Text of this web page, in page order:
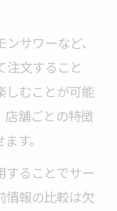
サワーなど、
注文すること
しむことが可能
店舗ごとの特徴
す。
することでサー
情報の比較は欠